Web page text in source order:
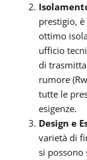
prestigio,
ottimo
ufficio
di
rumore
tutte le
esigenze.
Design e
varietà di
si possono